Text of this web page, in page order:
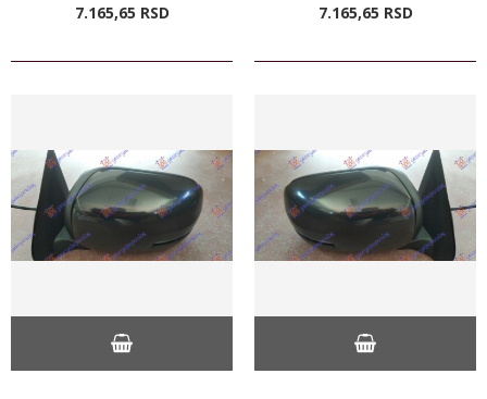
7.165,65 RSD 7.165,65 RSD